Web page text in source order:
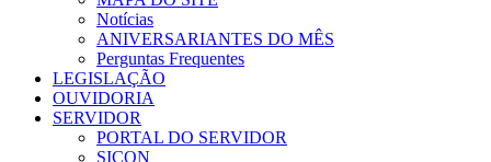
Notícias
ANIVERSARIANTES DO MÊS
Perguntas Frequentes
LEGISLAÇÃO
OUVIDORIA
SERVIDOR
PORTAL DO SERVIDOR
SICON